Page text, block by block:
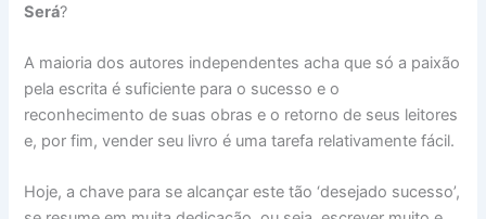
Será?
A maioria dos autores independentes acha que só a paixão
pela escrita é suficiente para o sucesso e o
reconhecimento de suas obras e o retorno de seus leitores
e, por fim, vender seu livro é uma tarefa relativamente fácil.
Hoje, a chave para se alcançar este tão ‘desejado sucesso’,